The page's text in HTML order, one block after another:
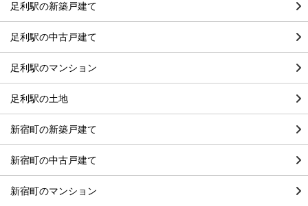
足利駅の新築戸建て
足利駅の中古戸建て
足利駅のマンション
足利駅の土地
新宿町の新築戸建て
新宿町の中古戸建て
新宿町のマンション